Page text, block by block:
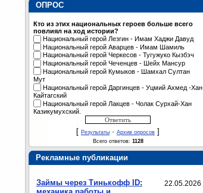
ОПРОС
Кто из этих национальных героев больше всего
повлиял на ход истории?
Национальный герой Лезгин - Имам Хаджи Давуд
Национальный герой Аварцев - Имам Шамиль
Национальный герой Черкесов - Тугужуко Кызбэч
Национальный герой Чеченцев - Шейх Мансур
Национальный герой Кумыков - Шамхал Султан
Мут
Национальный герой Даргинцев - Уцмий Ахмед -Хан
Кайтагский
Национальный герой Лакцев - Чолак Сурхай-Хан
Казикумухский.
[ Результаты · Архив опросов ]
Всего ответов: 1128
Рекламные публикации
22.05.2026
Займы через Тинькофф ID: